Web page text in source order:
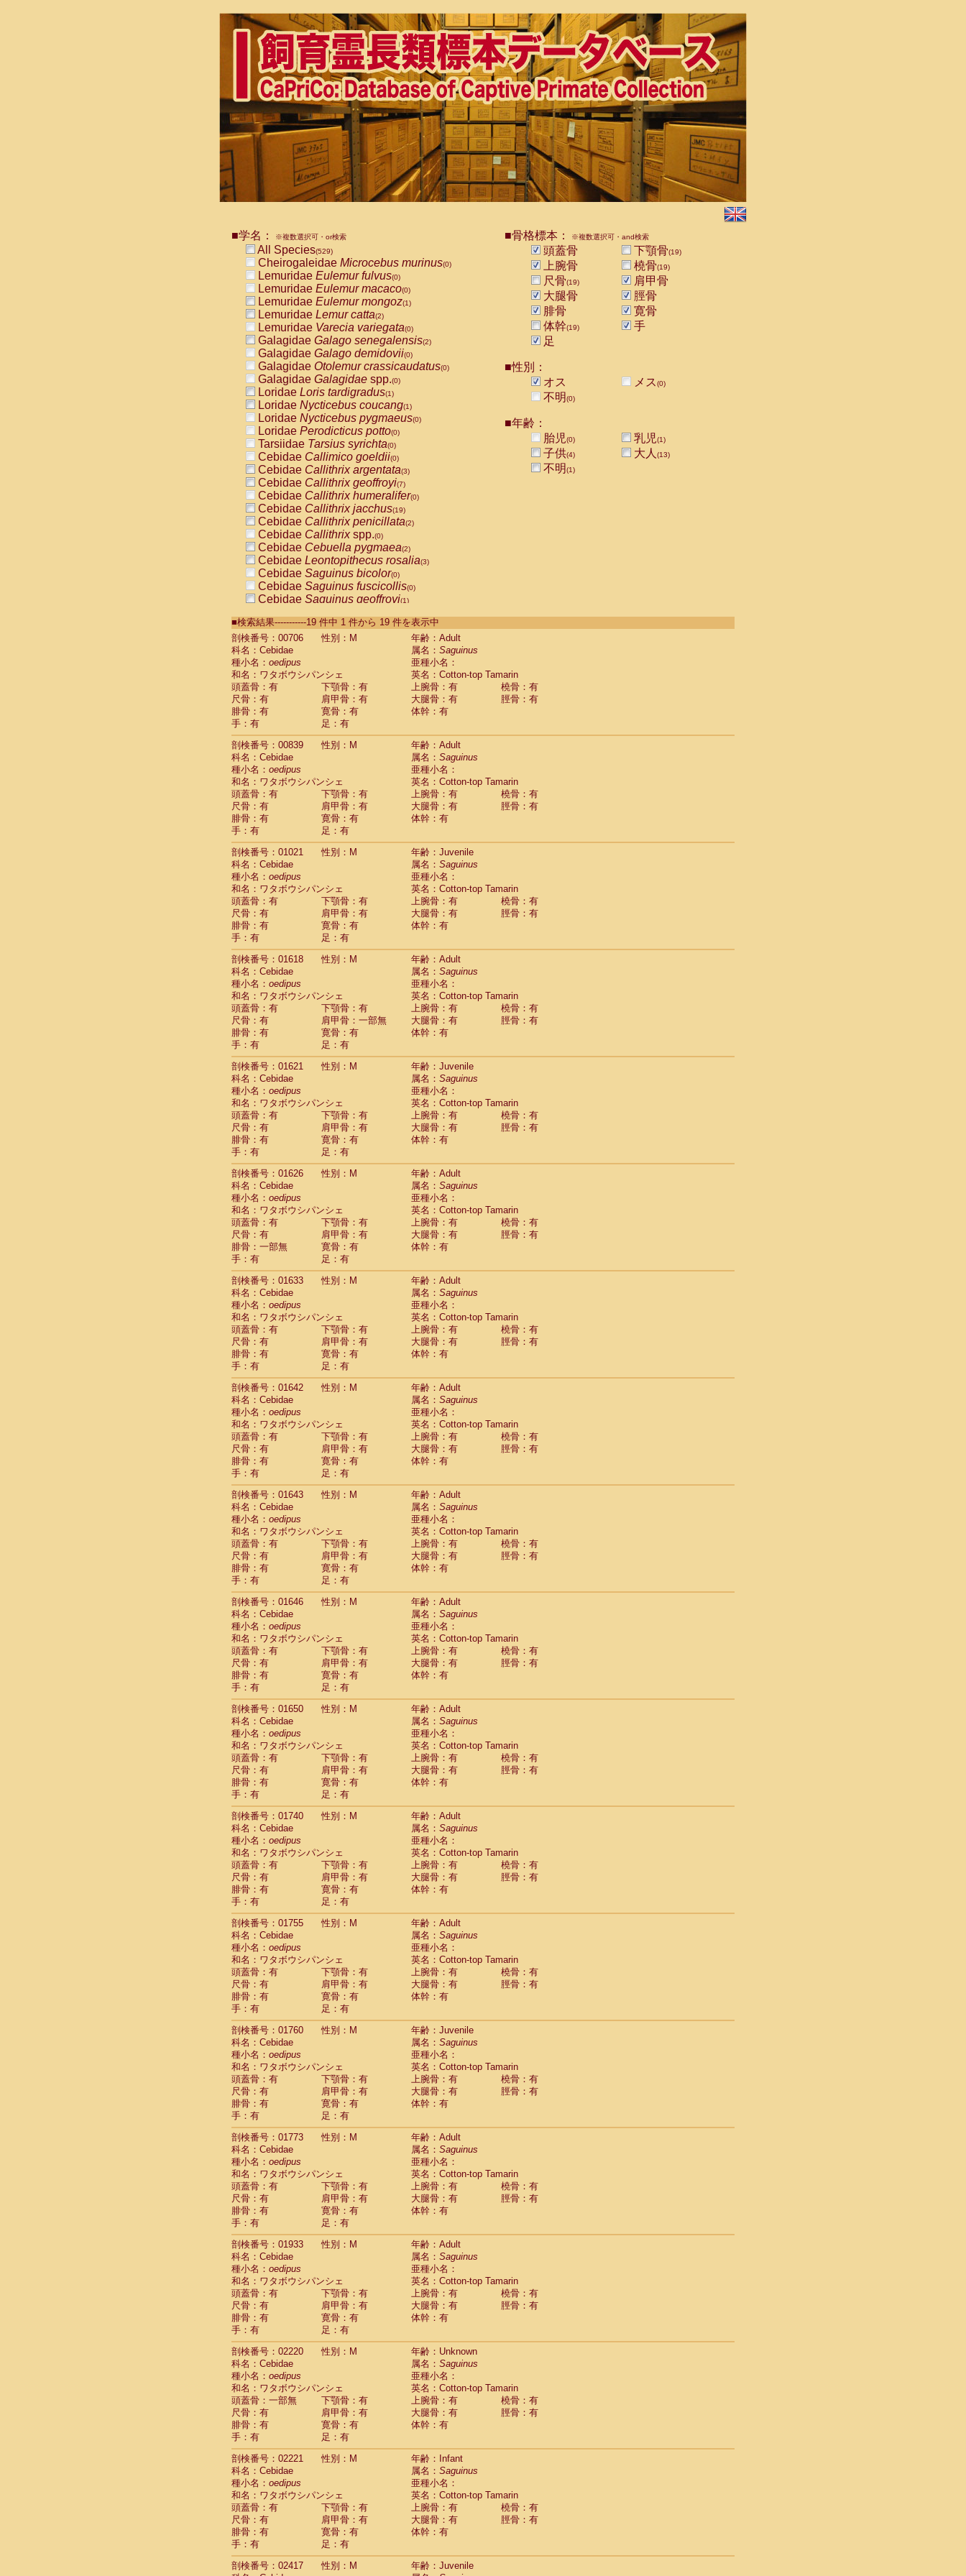
■学名： ※複数選択可・or検索
All Species(529)
Cheirogaleidae Microcebus murinus(0)
Lemuridae Eulemur fulvus(0)
Lemuridae Eulemur macaco(0)
Lemuridae Eulemur mongoz(1)
Lemuridae Lemur catta(2)
Lemuridae Varecia variegata(0)
Galagidae Galago senegalensis(2)
Galagidae Galago demidovii(0)
Galagidae Otolemur crassicaudatus(0)
Galagidae Galagidae spp.(0)
Loridae Loris tardigradus(1)
Loridae Nycticebus coucang(1)
Loridae Nycticebus pygmaeus(0)
Loridae Perodicticus potto(0)
Tarsiidae Tarsius syrichta(0)
Cebidae Callimico goeldii(0)
Cebidae Callithrix argentata(3)
Cebidae Callithrix geoffroyi(7)
Cebidae Callithrix humeralifer(0)
Cebidae Callithrix jacchus(19)
Cebidae Callithrix penicillata(2)
Cebidae Callithrixspp.(0)
Cebidae Cebuella pygmaea(2)
Cebidae Leontopithecus rosalia(3)
Cebidae Saguinus bicolor(0)
Cebidae Saguinus fuscicollis(0)
Cebidae Saguinus geoffroyi(1)
CebidaeSaguinus labiatus(0)
Cebidae Saguinus leucopus (4)
Cebidae
Cebidae
CebidaeSaguinus nigricollis (12)
Cebidae Saguinus oedipus
Cebidae Saguinus weddelli
Cebidae Saguinusspp.
Cebidae Aotus trivirgatus
Cebidae Cebus albifrons
Cebidae
Cebidae
CebidaeCebus nigrivittatus
Cebidae Cebusspp.(0)
Cebidae Saimiri boliviensis
Cebidae Saimiri sciureus
Atelidae Alouatta caraya
AtelidaeAlouatta fusca
AtelidaeAlouatta seniculus
Atelidae
Atelidae Ateles belzebuth
Atelidae Ateles geoffroyi
Atelidae Ateles paniscus
Atelidae Atelesspp.
Atelidae Lagothrix lagothricha
AtelidaeLagothrix lagothricha cana(0)
Pitheciidae Cacajao calvus rubicundus(1)
Pitheciidae Callicebus cupreus(0)
Pitheciidae Callicebus donacophilus(0)
PitheciidaeCallicebus moloch(0)
Pitheciidae Callicebus torquatus(0)
Pitheciidae Callicebusspp.
Pitheciidae Chiropotes satanas
Pitheciidae Pithecia monachus
Pitheciidae Pithecia pithecia (0)
Cercopithecidae Cercocebus agilis (0)
Cercopithecidae Cercocebus galeritus chrysogaster
Cercopithecidae Cercocebus torquatus atys(0)
CercopithecidaeCercocebus torquatus lunulatus(0)
CercopithecidaeCercocebus torquatus torquatus(0)
CercopithecidaeCercocebus hybrid(0)
CercopithecidaeCercocebus
CercopithecidaeLophocebus albigena(0)
Cercopithecidae (0)
Cercopithecidae Papio cynocephalus (4)
Cercopithecidae Papio hamadryas(0)
CercopithecidaePapio papio
CercopithecidaePapio
CercopithecidaeMandrillus leucophaeus
CercopithecidaeMandrillus sphinx
CercopithecidaeTheropithecus gelada(1)
CercopithecidaeMacaca arctoides(1)
Cercopithecidae Macaca assamensis(0)
Cercopithecidae Macaca brunnescens
CercopithecidaeMacaca cyclopis (6)
CercopithecidaeMacaca fascicularis (135)
CercopithecidaeMacaca fuscaca fuscata
CercopithecidaeMacaca fuscata yakui
CercopithecidaeMacaca fuscatahybrid(0)
CercopithecidaeMacaca maura(1)
Cercopithecidae Macaca mulatta(45)
Cercopithecidae Macaca nemestrina(3)
Cercopithecidae Macaca nigra(1)
CercopithecidaeMacaca radiata(7)
CercopithecidaeMacaca silenus(0)
CercopithecidaeMacaca sinica (0)
CercopithecidaeMacaca sylvanus
CercopithecidaeMacaca thibetana (0)
Cercopithecidae Macaca tonkeana (0)
Cercopithecidae hybrid(1)
Cercopithecidae (0)
CercopithecidaeAllenopithecus nigroviridis
CercopithecidaeCercopithecus ascanius
CercopithecidaeCercopithecus ascanius schmidti
CercopithecidaeCercopithecus cephus
CercopithecidaeCercopithecus diana (0)
CercopithecidaeCercopithecus hamlyni(0)
Cercopithecidae Cercopithecus lhoesti
Cercopithecidae Cercopithecus mitis(0)
CercopithecidaeCercopithecus mitis doggetti
CercopithecidaeCercopithecus mitis albogularis(0)
CercopithecidaeCercopithecus mona
CercopithecidaeCercopithecus neglectus
CercopithecidaeCercopithecus nigroviridis(0)
CercopithecidaeCercopithecus petaurista buettikoferi
Cercopithecidae Cercopithecusspp.(0)
Cercopithecidae Chlorocebus aethiops
CercopithecidaeChlorocebus pygerythrus cynosuros (0)
CercopithecidaeErythrocebus patas (14)
CercopithecidaeMiopithecus talapoin
CercopithecidaeCercopithecinae spp.
CercopithecidaeColobus angolensis
CercopithecidaeColobus guereza (0)
Cercopithecidae Colobus polykomos(0)
Cercopithecidae Piliocolobus badius(0)
Cercopithecidae Kasi senex vetulus(0)
CercopithecidaeKasi senex
CercopithecidaeNasalis larvatus(0)
CercopithecidaePresbytes melalophos
CercopithecidaePygathrix nemaeus
CercopithecidaeSemnopithecus entellus
Cercopithecidae Trachypithecus cristatus(0)
Cercopithecidae Trachypithecus francoisi
Cercopithecidae Trachypithecus obscurus(1)
CercopithecidaeTrachypithecus pileatus
CercopithecidaeColobinae spp.(0)
CercopithecidaePresbytesinaespp.(0)
CercopithecidaeCercopithecidae
HylobatidaeHoolock hoolock(0)
HylobatidaeHylobates agilis
Hylobatidae (0)
Hylobatidae Hylobates lar
HylobatidaeHylobates moloch(0)
Hylobatidae Hylobates muelleri(0)
HylobatidaeHylobates pileatus(2)
Hylobatidae Hylobates
HylobatidaeHylobateshybrid(0)
HylobatidaeNomascus concolor(0)
Hylobatidae Symphalangus syndactylus(0)
Hominidae (0)
HominidaePan troglodytes
Hominidae Gorilla gorilla beringei(0)
Hominidae Gorilla gorilla gorilla(0)
Primates misc.(0)
Scandentia Dendrogale melanura
Scandentia Ptilocercus lowii
Scandentia
Scandentia
ScandentiaTupaia minor
■骨格標本： ※複数選択可・and検索
頭蓋骨 下顎骨(19)
上腕骨 橈骨(19)
尺骨(19)
肩甲骨
大腿骨
脛骨
腓骨
寛骨
体幹(19)
手
足
■性別：
オス
メス(0)
不明(0)
■年齢：
胎児(0) 乳児(1)
子供(4) 大人 (13)
不明(1)
■検索結果-----------19 件中 1 件から 19 件を表示中
剖検番号：00706
性別：M
年齢：Adult
科名：Cebidae
属名： Saguinus
種小名： oedipus
亜種小名：
和名：ワタボウシパンシェ
英名：Cotton-top Tamarin
頭蓋骨：有
下顎骨：有 上腕骨：有
橈骨：有
尺骨：有
肩甲骨：有 大腿骨：有
脛骨：有
腓骨：有
寛骨：有
体幹：有
手：有
足：有
剖検番号：00839
性別：M
年齢：Adult
科名：Cebidae
属名： Saguinus
種小名： oedipus
亜種小名：
和名：ワタボウシパンシェ
英名：Cotton-top Tamarin
頭蓋骨：有
下顎骨：有 上腕骨：有
橈骨：有
尺骨：有
肩甲骨：有 大腿骨：有
脛骨：有
腓骨：有
寛骨：有
体幹：有
手：有
足：有
剖検番号：01021
性別：M
年齢：Juvenile
科名：Cebidae
属名： Saguinus
種小名： oedipus
亜種小名：
和名：ワタボウシパンシェ
英名：Cotton-top Tamarin
頭蓋骨：有
下顎骨：有 上腕骨：有
橈骨：有
尺骨：有
肩甲骨：有 大腿骨：有
脛骨：有
腓骨：有
寛骨：有
体幹：有
手：有
足：有
剖検番号：01618
性別：M
年齢：Adult
科名：Cebidae
属名： Saguinus
種小名： oedipus
亜種小名：
和名：ワタボウシパンシェ
英名：Cotton-top Tamarin
頭蓋骨：有
下顎骨：有 上腕骨：有
橈骨：有
尺骨：有
肩甲骨：一部無 大腿骨：有
脛骨：有
腓骨：有
寛骨：有
体幹：有
手：有
足：有
剖検番号：01621
性別：M
年齢：Juvenile
科名：Cebidae
属名： Saguinus
種小名： oedipus
亜種小名：
和名：ワタボウシパンシェ
英名：Cotton-top Tamarin
頭蓋骨：有
下顎骨：有 上腕骨：有
橈骨：有
尺骨：有
肩甲骨：有 大腿骨：有
脛骨：有
腓骨：有
寛骨：有
体幹：有
手：有
足：有
剖検番号：01626
性別：M
年齢：Adult
科名：Cebidae
属名： Saguinus
種小名： oedipus
亜種小名：
和名：ワタボウシパンシェ
英名：Cotton-top Tamarin
頭蓋骨：有
下顎骨：有 上腕骨：有
橈骨：有
尺骨：有
肩甲骨：有 大腿骨：有
脛骨：有
腓骨：一部無
寛骨：有
体幹：有
手：有
足：有
剖検番号：01633
性別：M
年齢：Adult
科名：Cebidae
属名： Saguinus
種小名： oedipus
亜種小名：
和名：ワタボウシパンシェ
英名：Cotton-top Tamarin
頭蓋骨：有
下顎骨：有 上腕骨：有
橈骨：有
尺骨：有
肩甲骨：有 大腿骨：有
脛骨：有
腓骨：有
寛骨：有
体幹：有
手：有
足：有
剖検番号：01642
性別：M
年齢：Adult
科名：Cebidae
属名： Saguinus
種小名： oedipus
亜種小名：
和名：ワタボウシパンシェ
英名：Cotton-top Tamarin
頭蓋骨：有
下顎骨：有 上腕骨：有
橈骨：有
尺骨：有
肩甲骨：有 大腿骨：有
脛骨：有
腓骨：有
寛骨：有
体幹：有
手：有
足：有
剖検番号：01643
性別：M
年齢：Adult
科名：Cebidae
属名： Saguinus
種小名： oedipus
亜種小名：
和名：ワタボウシパンシェ
英名：Cotton-top Tamarin
頭蓋骨：有
下顎骨：有 上腕骨：有
橈骨：有
尺骨：有
肩甲骨：有 大腿骨：有
脛骨：有
腓骨：有
寛骨：有
体幹：有
手：有
足：有
剖検番号：01646
性別：M
年齢：Adult
科名：Cebidae
属名： Saguinus
種小名： oedipus
亜種小名：
和名：ワタボウシパンシェ
英名：Cotton-top Tamarin
頭蓋骨：有
下顎骨：有 上腕骨：有
橈骨：有
尺骨：有
肩甲骨：有 大腿骨：有
脛骨：有
腓骨：有
寛骨：有
体幹：有
手：有
足：有
剖検番号：01650
性別：M
年齢：Adult
科名：Cebidae
属名： Saguinus
種小名： oedipus
亜種小名：
和名：ワタボウシパンシェ
英名：Cotton-top Tamarin
頭蓋骨：有
下顎骨：有 上腕骨：有
橈骨：有
尺骨：有
肩甲骨：有 大腿骨：有
脛骨：有
腓骨：有
寛骨：有
体幹：有
手：有
足：有
剖検番号：01740
性別：M
年齢：Adult
科名：Cebidae
属名： Saguinus
種小名： oedipus
亜種小名：
和名：ワタボウシパンシェ
英名：Cotton-top Tamarin
頭蓋骨：有
下顎骨：有 上腕骨：有
橈骨：有
尺骨：有
肩甲骨：有 大腿骨：有
脛骨：有
腓骨：有
寛骨：有
体幹：有
手：有
足：有
剖検番号：01755
性別：M
年齢：Adult
科名：Cebidae
属名： Saguinus
種小名： oedipus
亜種小名：
和名：ワタボウシパンシェ
英名：Cotton-top Tamarin
頭蓋骨：有
下顎骨：有 上腕骨：有
橈骨：有
尺骨：有
肩甲骨：有 大腿骨：有
脛骨：有
腓骨：有
寛骨：有
体幹：有
手：有
足：有
剖検番号：01760
性別：M
年齢：Juvenile
科名：Cebidae
属名： Saguinus
種小名： oedipus
亜種小名：
和名：ワタボウシパンシェ
英名：Cotton-top Tamarin
頭蓋骨：有
下顎骨：有 上腕骨：有
橈骨：有
尺骨：有
肩甲骨：有 大腿骨：有
脛骨：有
腓骨：有
寛骨：有
体幹：有
手：有
足：有
剖検番号：01773
性別：M
年齢：Adult
科名：Cebidae
属名： Saguinus
種小名： oedipus
亜種小名：
和名：ワタボウシパンシェ
英名：Cotton-top Tamarin
頭蓋骨：有
下顎骨：有 上腕骨：有
橈骨：有
尺骨：有
肩甲骨：有 大腿骨：有
脛骨：有
腓骨：有
寛骨：有
体幹：有
手：有
足：有
剖検番号：01933
性別：M
年齢：Adult
科名：Cebidae
属名： Saguinus
種小名： oedipus
亜種小名：
和名：ワタボウシパンシェ
英名：Cotton-top Tamarin
頭蓋骨：有
下顎骨：有 上腕骨：有
橈骨：有
尺骨：有
肩甲骨：有 大腿骨：有
脛骨：有
腓骨：有
寛骨：有
体幹：有
手：有
足：有
剖検番号：02220
性別：M
年齢：Unknown
科名：Cebidae
属名： Saguinus
種小名： oedipus
亜種小名：
和名：ワタボウシパンシェ
英名：Cotton-top Tamarin
頭蓋骨：一部無
下顎骨：有 上腕骨：有
橈骨：有
尺骨：有
肩甲骨：有 大腿骨：有
脛骨：有
腓骨：有
寛骨：有
体幹：有
手：有
足：有
剖検番号：02221
性別：M
年齢：Infant
科名：Cebidae
属名： Saguinus
種小名： oedipus
亜種小名：
和名：ワタボウシパンシェ
英名：Cotton-top Tamarin
頭蓋骨：有
下顎骨：有 上腕骨：有
橈骨：有
尺骨：有
肩甲骨：有 大腿骨：有
脛骨：有
腓骨：有
寛骨：有
体幹：有
手：有
足：有
剖検番号：02417
性別：M
年齢：Juvenile